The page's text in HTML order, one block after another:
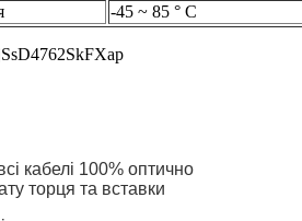
-45 ~ 85 ° С
кабелі 100% оптично
торця та вставки